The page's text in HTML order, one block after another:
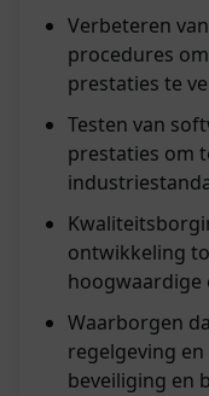
Verbeteren
procedures
prestaties te
Testen van
prestaties om
ontwikkeling
hoogwaardige
Waarborgen
regelgeving
beveiliging en